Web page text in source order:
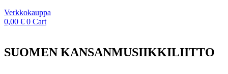
Verkkokauppa
0,00 € 0 Cart
SUOMEN KANSANMUSIIKKILIITTO